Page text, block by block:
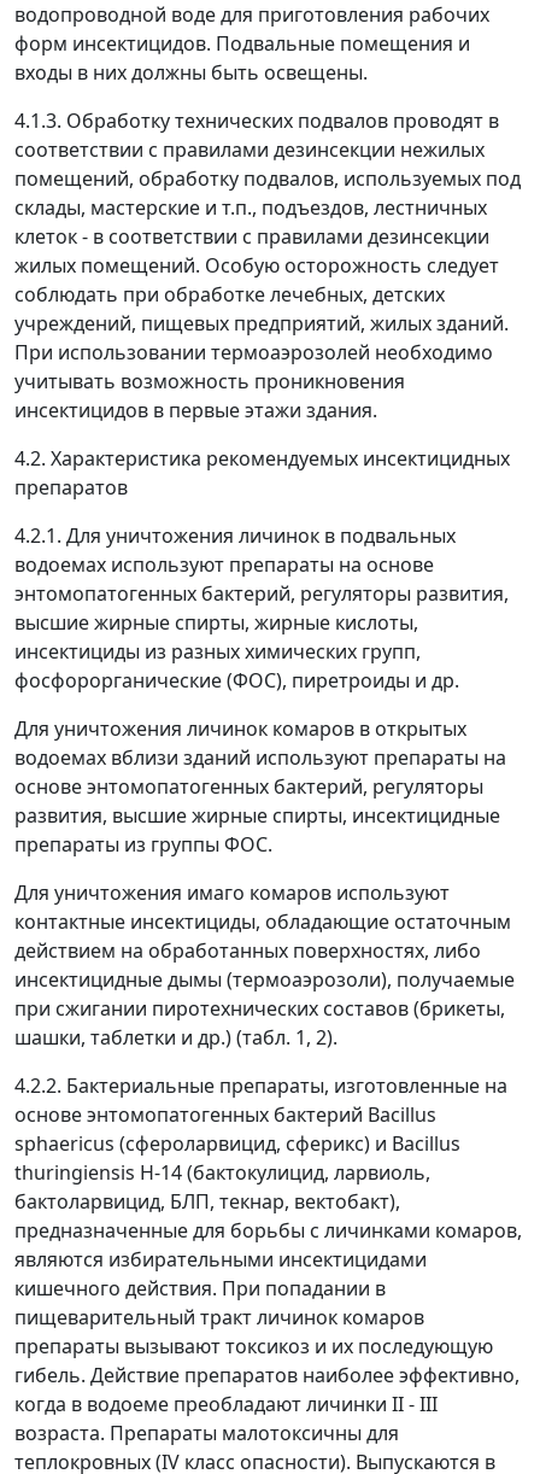
водопроводной воде для приготовления рабочих
форм инсектицидов. Подвальные помещения и
входы в них должны быть освещены.
4.1.3. Обработку технических подвалов проводят в
соответствии с правилами дезинсекции нежилых
помещений, обработку подвалов, используемых под
склады, мастерские и т.п., подъездов, лестничных
клеток - в соответствии с правилами дезинсекции
жилых помещений. Особую осторожность следует
соблюдать при обработке лечебных, детских
учреждений, пищевых предприятий, жилых зданий.
При использовании термоаэрозолей необходимо
учитывать возможность проникновения
инсектицидов в первые этажи здания.
4.2. Характеристика рекомендуемых инсектицидных
препаратов
4.2.1. Для уничтожения личинок в подвальных
водоемах используют препараты на основе
энтомопатогенных бактерий, регуляторы развития,
высшие жирные спирты, жирные кислоты,
инсектициды из разных химических групп,
фосфорорганические (ФОС), пиретроиды и др.
Для уничтожения личинок комаров в открытых
водоемах вблизи зданий используют препараты на
основе энтомопатогенных бактерий, регуляторы
развития, высшие жирные спирты, инсектицидные
препараты из группы ФОС.
Для уничтожения имаго комаров используют
контактные инсектициды, обладающие остаточным
действием на обработанных поверхностях, либо
инсектицидные дымы (термоаэрозоли), получаемые
при сжигании пиротехнических составов (брикеты,
шашки, таблетки и др.) (табл. 1, 2).
4.2.2. Бактериальные препараты, изготовленные на
основе энтомопатогенных бактерий Bacillus
sphaericus (сфероларвицид, сферикс) и Bacillus
thuringiensis H-14 (бактокулицид, ларвиоль,
бактоларвицид, БЛП, текнар, вектобакт),
предназначенные для борьбы с личинками комаров,
являются избирательными инсектицидами
кишечного действия. При попадании в
пищеварительный тракт личинок комаров
препараты вызывают токсикоз и их последующую
гибель. Действие препаратов наиболее эффективно,
когда в водоеме преобладают личинки II - III
возраста. Препараты малотоксичны для
теплокровных (IV класс опасности). Выпускаются в